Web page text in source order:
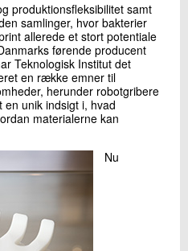
produktionsfleksibilitet samt
samlinger, hvor bakterier
allerede et stort potentiale
førende producent
Teknologisk Institut det
en række emner til
herunder robotgribere
unik indsigt i, hvad
materialerne kan
Nu